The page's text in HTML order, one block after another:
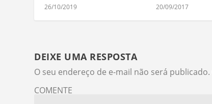
26/10/2019 20/09/2017
DEIXE UMA RESPOSTA
O seu endereço de e-mail não será publicado.
COMENTE